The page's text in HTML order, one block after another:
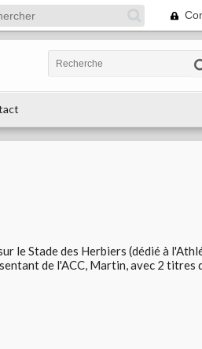
le Stade des Herbiers (dédié à
de l'ACC, Martin, avec 2 titres